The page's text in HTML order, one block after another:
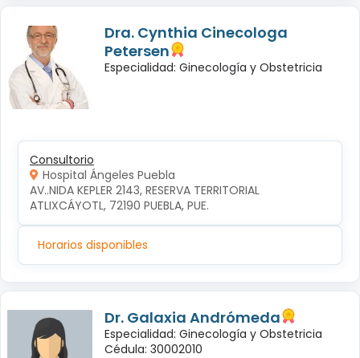
Dra. Cynthia Cinecologa
Petersen
Especialidad: Ginecología y Obstetricia
Consultorio
Hospital Ángeles Puebla
AV..NIDA KEPLER 2143, RESERVA TERRITORIAL
ATLIXCÁYOTL, 72190 PUEBLA, PUE.
Horarios disponibles
Dr. Galaxia Andrómeda
Especialidad: Ginecología y Obstetricia
Cédula: 30002010